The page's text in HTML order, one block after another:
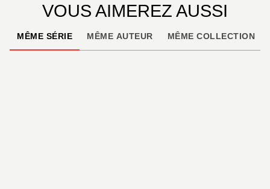
VOUS AIMEREZ AUSSI
MÊME SÉRIE MÊME AUTEUR MÊME COLLECTION